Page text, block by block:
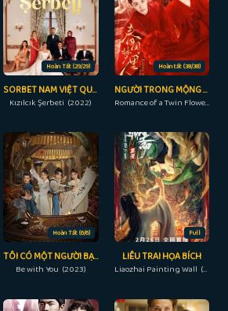
Hoàn Tất (29/29)
SORBET NAM VIỆT QUẤT
Kızılcık Şerbeti (2022)
Hoàn tất (38/38)
NGƯỜI TRONG MỘNG XUÂN KHUÊ
Romance of a Twin Flower (2023)
Hoàn Tất (6/6)
TÔI CÓ MỘT NGƯỜI BẠN
Be with You (2023)
Full
LIÊU TRAI HỌA BÍCH
Liaozhai Painting Wall (2023)